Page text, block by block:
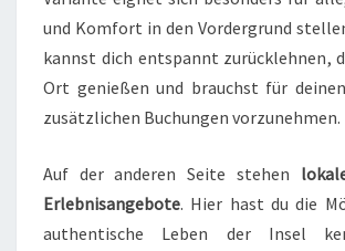
und Komfort in den Vordergrund
kannst dich entspannt zurücklehnen,
Ort genießen und brauchst für
zusätzlichen Buchungen vorzunehmen.
Auf der anderen Seite stehen
Erlebnisangebote. Hier hast du die
authentische Leben der Insel